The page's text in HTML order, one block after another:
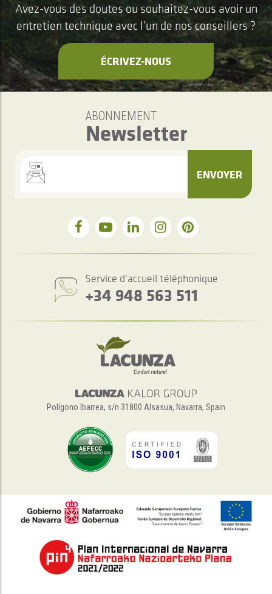
Avez-vous des doutes ou souhaitez-vous avoir un
entretien technique avec l’un de nos conseillers ?
ÉCRIVEZ-NOUS
ABONNEMENT
Newsletter
ENVOYER
Service d'accueil téléphonique
+34 948 563 511
Polígono Ibarrea, s/n 31800 Alsasua, Navarra, Spain